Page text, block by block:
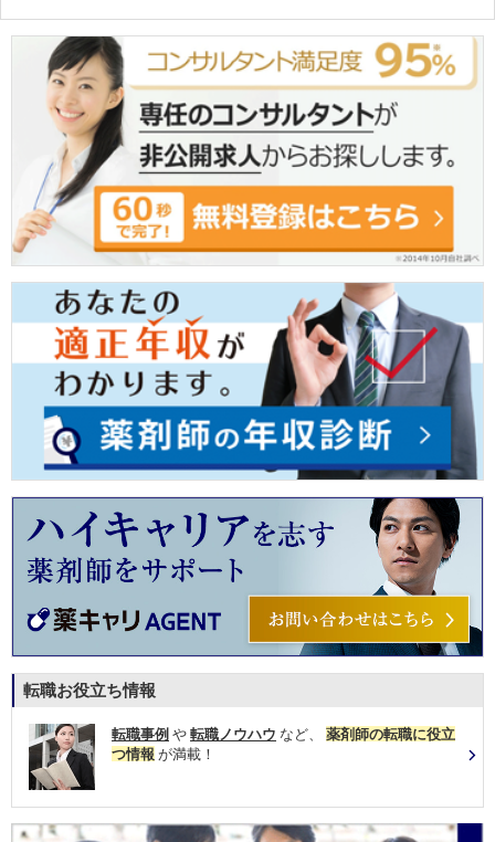
転職お役立ち情報
転職事例 や 転職ノウハウ など、 薬剤師の転職に役立
つ情報 が満載！